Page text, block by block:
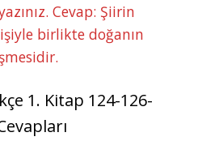
Cevap: Şiirin
birlikte doğanın
1. Kitap 124-126-